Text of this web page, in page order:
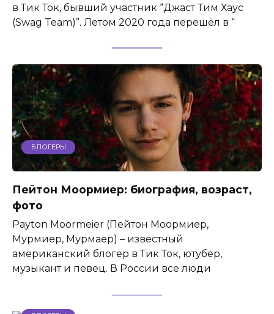
в Тик Ток, бывший участник “Джаст Тим Хаус
(Swag Team)”. Летом 2020 года перешёл в “
БЛОГЕРЫ
Пейтон Моормиер: биография, возраст,
фото
Payton Moormeier (Пейтон Моормиер,
Мурмиер, Мурмаер) – известный
американский блогер в Тик Ток, ютубер,
музыкант и певец. В России все люди